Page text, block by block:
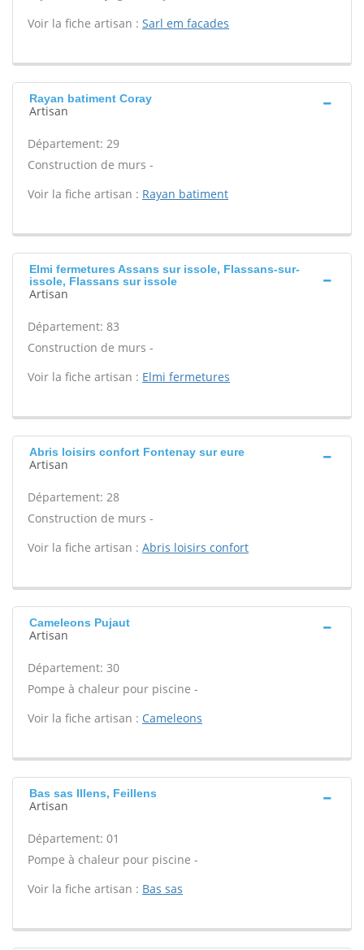
Voir la fiche artisan : Sarl em facades
Rayan batiment Coray
Artisan
Département: 29
Construction de murs -
Voir la fiche artisan : Rayan batiment
Elmi fermetures Assans sur issole, Flassans-sur-
issole, Flassans sur issole
Artisan
Département: 83
Construction de murs -
Voir la fiche artisan : Elmi fermetures
Abris loisirs confort Fontenay sur eure
Artisan
Département: 28
Construction de murs -
Voir la fiche artisan : Abris loisirs confort
Cameleons Pujaut
Artisan
Département: 30
Pompe à chaleur pour piscine -
Voir la fiche artisan : Cameleons
Bas sas Illens, Feillens
Artisan
Département: 01
Pompe à chaleur pour piscine -
Voir la fiche artisan : Bas sas